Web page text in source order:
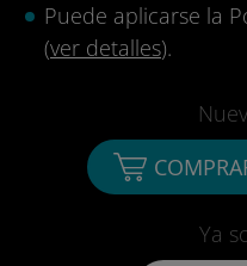
Puede aplicarse la
(ver detalles).
Ya